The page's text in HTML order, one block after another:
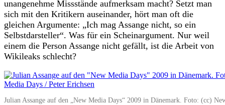
unangenehme Missstände aufmerksam macht? Setzt man
sich mit den Kritikern auseinander, hört man oft die
gleichen Argumente: „Ich mag Assange nicht, so ein
Selbstdarsteller“. Was für ein Scheinargument. Nur weil
einem die Person Assange nicht gefällt, ist die Arbeit von
Wikileaks schlecht?
Julian Assange auf den „New Media Days“ 2009 in Dänemark. Foto: (cc)